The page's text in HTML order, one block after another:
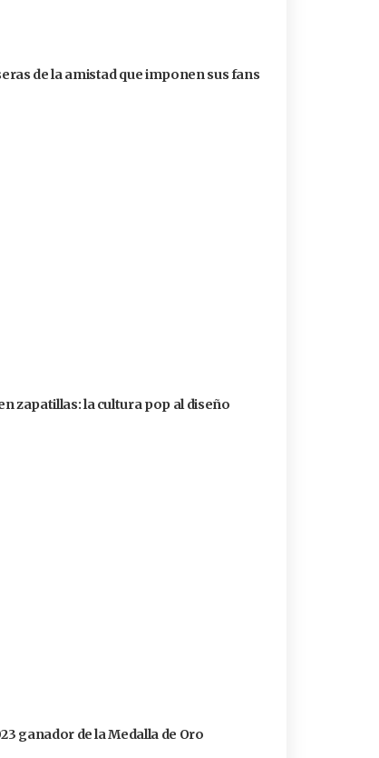
de la amistad que imponen sus fans
zapatillas: la cultura pop al diseño
ganador de la Medalla de Oro